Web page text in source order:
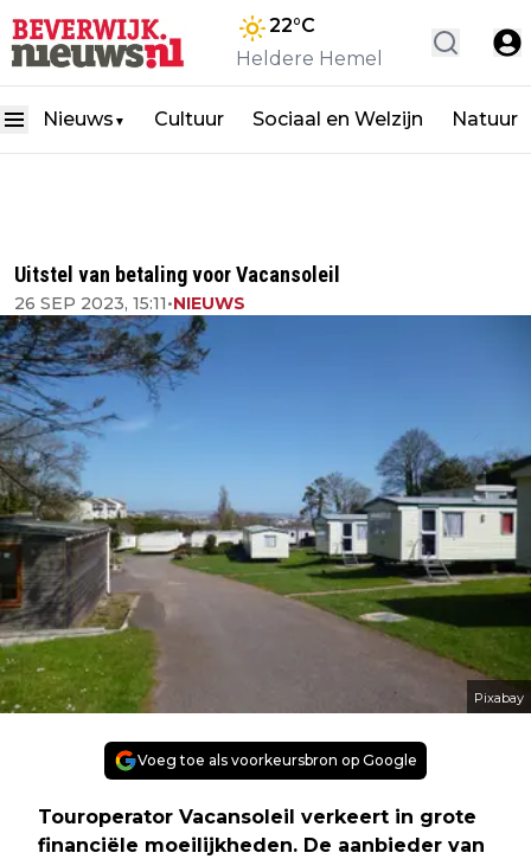
22°C
Heldere Hemel
Nieuws ▼ Cultuur Sociaal en Welzijn Natuur
Uitstel van betaling voor Vacansoleil
26 SEP 2023, 15:11•NIEUWS
Pixabay
Voeg toe als voorkeursbron op Google
Touroperator Vacansoleil verkeert in grote
financiële moeilijkheden. De aanbieder van